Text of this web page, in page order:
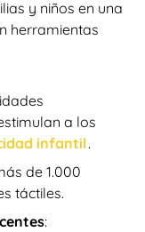
y niños en una
herramientas
a los
infantil.
de 1.000
táctiles.
: